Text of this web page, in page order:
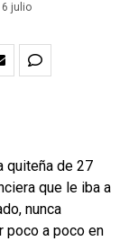
6 julio
quiteña de 27
que le iba a
nunca
poco a poco en